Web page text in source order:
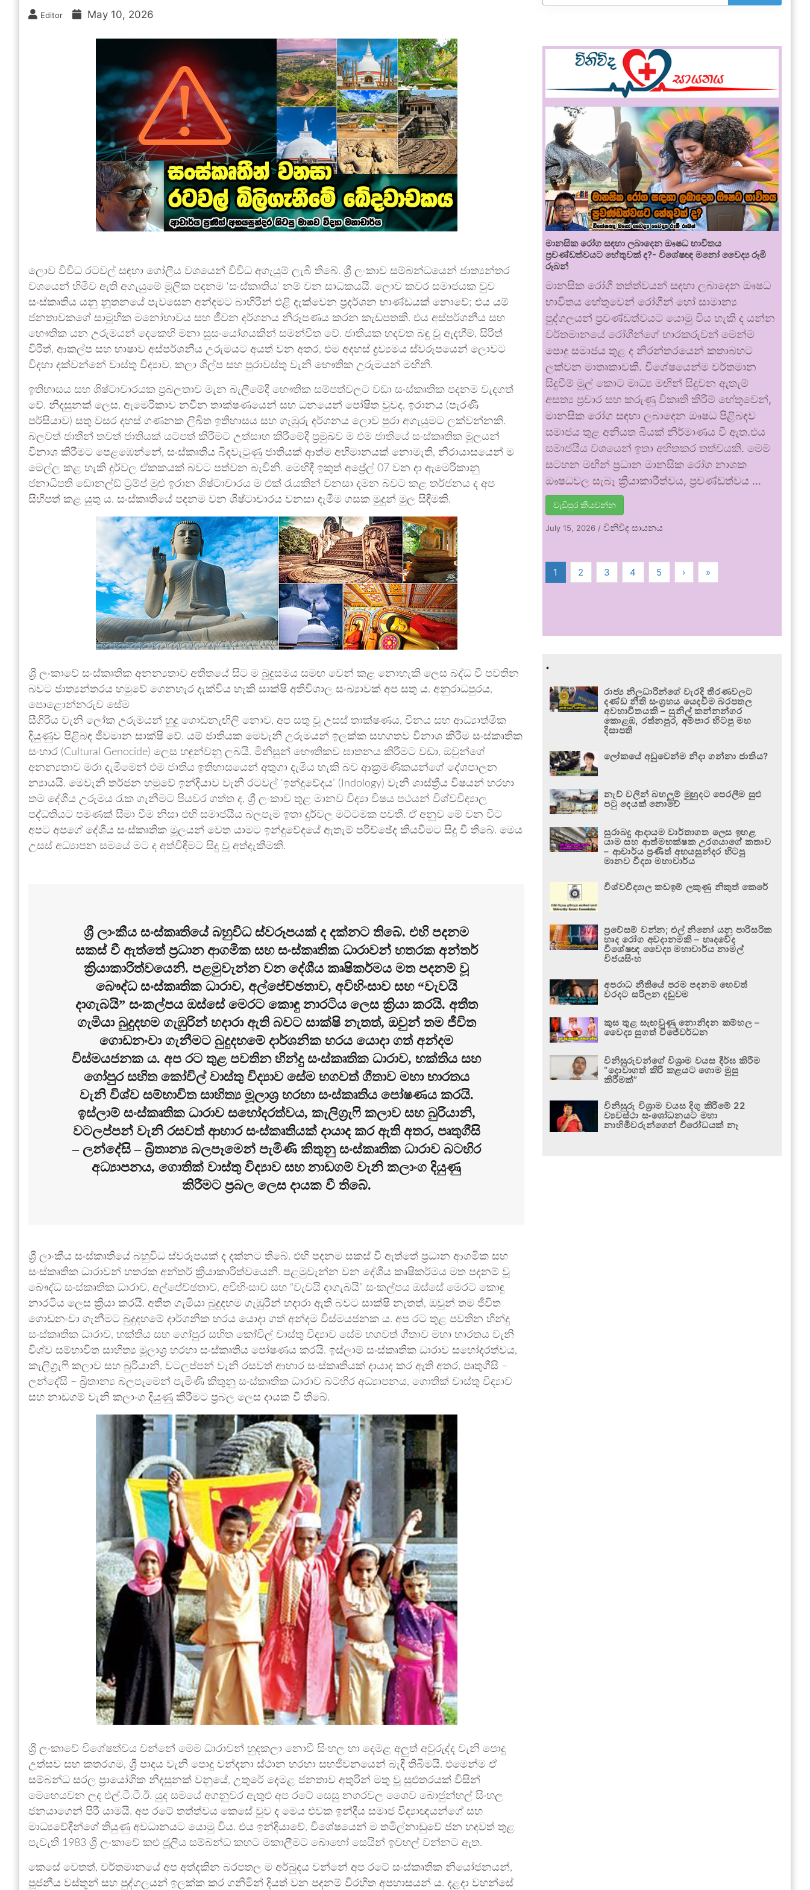
Editor May 10, 2026
ලොව විවිධ රටවල් සඳහා ගෝලීය වශයෙන් විවිධ අගැයුම් ලැබී තිබේ. ශ්‍රී ලංකාව සම්බන්ධයෙන් ජාත්‍යන්තර
වශයෙන් හිමිව ඇති අගැයුමේ මූලික පදනම ‘සංස්කෘතිය’ නම් වන සාධකයයි. ලොව කවර සමාජයක වුව
සංස්කෘතිය යනු නූතනයේ පැවසෙන අන්දමට බාහිරින් එළි දැක්වෙන ප්‍රදර්ශන භාණ්ඩයක් නොවේ; එය යම්
ජනතාවකගේ සාමූහික මනෝභාවය සහ ජීවන දර්ශනය නිරූපණය කරන කැඩපතකි. එය අස්පර්ශනීය සහ
භෞතික යන උරුමයන් දෙකෙහි මනා සුසංයෝගයකින් සමන්විත වේ. ජාතියක හදවත බඳු වූ ඇදහීම්, සිරිත්
විරිත්, ආකල්ප සහ භාෂාව අස්පර්ශනීය උරුමයට අයත් වන අතර, එම අදහස් ද්‍රව්‍යමය ස්වරූපයෙන් ලොවට
විදහා දක්වන්නේ වාස්තු විද්‍යාව, කලා ශිල්ප සහ පුරාවස්තු වැනි භෞතික උරුමයන් මඟිනි.
ඉතිහාසය සහ ශිෂ්ටාචාරයක ප්‍රබලතාව මැන බැලීමේදී භෞතික සම්පත්වලට වඩා සංස්කෘතික පදනම වැදගත්
වේ. නිදසුනක් ලෙස, ඇමෙරිකාව නවීන තාක්ෂණයෙන් සහ ධනයෙන් පෝෂිත වුවද, ඉරානය (පැරණි
පර්සියාව) සතු වසර දහස් ගණනක ලිඛිත ඉතිහාසය සහ ගැඹුරු දර්ශනය ලොව පුරා අගැයුමට ලක්වන්නකි.
බලවත් ජාතීන් තවත් ජාතියක් යටපත් කිරීමට උත්සාහ කිරීමේදී ප්‍රමුඛව ම එම ජාතියේ සංස්කෘතික මූලයන්
විනාශ කිරීමට පෙළඹෙන්නේ, සංස්කෘතිය බිඳවැටුණු ජාතියක් ආත්ම අභිමානයක් නොමැති, නිරායාසයෙන් ම
මෙල්ල කළ හැකි දුර්වල ඒකකයක් බවට පත්වන බැවිනි. මෙහිදී ඉකුත් අප්‍රේල් 07 වන දා ඇමෙරිකානු
ජනාධිපති ඩොනල්ඩ් ට්‍රම්ප් මුළු ඉරාන ශිෂ්ටාචාරය ම එක් රැයකින් වනසා දමන බවට කළ තර්ජනය ද අප
සිහිපත් කළ යුතු ය. සංස්කෘතියේ පදනම වන ශිෂ්ටාචාරය වනසා දැමීම ගසක මුදුන් මුල සිඳීමකි.
ශ්‍රී ලංකාවේ සංස්කෘතික අනන්‍යතාව අතීතයේ සිට ම බුදුසමය සමඟ වෙන් කළ නොහැකි ලෙස බද්ධ වී පවතින
බවට ජාත්‍යන්තරය හමුවේ ගෙනහැර දැක්විය හැකි සාක්ෂි අතිවිශාල සංඛ්‍යාවක් අප සතු ය. අනුරාධපුරය,
පොළොන්නරුව සේම
සීගිරිය වැනි ලෝක උරුමයන් හුදු ගොඩනැඟිලි නොව, අප සතු වූ උසස් තාක්ෂණය, විනය සහ ආධ්‍යාත්මික
දියුණුව පිළිබඳ ජීවමාන සාක්ෂි වේ. යම් ජාතියක මෙවැනි උරුමයන් ඉලක්ක සහගතව විනාශ කිරීම සංස්කෘතික
සංහාර (Cultural Genocide) ලෙස හඳුන්වනු ලබයි. මිනිසුන් භෞතිකව ඝාතනය කිරීමට වඩා, ඔවුන්ගේ
අනන්‍යතාව මරා දැමීමෙන් එම ජාතිය ඉතිහාසයෙන් අතුගා දැමිය හැකි බව ආක්‍රමණිකයන්ගේ දේශපාලන
න්‍යායයි. මෙවැනි තර්ජන හමුවේ ඉන්දියාව වැනි රටවල් ‘ඉන්දුවේදය’ (Indology) වැනි ශාස්ත්‍රීය විෂයන් හරහා
තම දේශීය උරුමය රැක ගැනීමට පියවර ගත්ත ද, ශ්‍රී ලංකාව තුළ මානව විද්‍යා විෂය පථයන් විශ්වවිද්‍යාල
පද්ධතියට පමණක් සීමා වීම නිසා එහි සමාජයීය බලපෑම ඉතා දුර්වල මට්ටමක පවතී. ඒ අනුව මේ වන විට
අපට අපගේ දේශීය සංස්කෘතික මූලයන් වෙත යාමට ඉන්දුවේදයේ ඇතැම් පරිච්ඡේද කියවීමට සිදු වී තිබේ. මෙය
උසස් අධ්‍යාපන සමයේ මට ද අත්විඳීමට සිදු වූ අත්දැකීමකි.
ශ්‍රී ලාංකීය සංස්කෘතියේ බහුවිධ ස්වරූපයක් ද දක්නට තිබේ. එහි පදනම
සකස් වී ඇත්තේ ප්‍රධාන ආගමික සහ සංස්කෘතික ධාරාවන් හතරක අන්තර්
ක්‍රියාකාරිත්වයෙනි. පළමුවැන්න වන දේශීය කෘෂිකර්මය මත පදනම් වූ
බෞද්ධ සංස්කෘතික ධාරාව, අල්පේච්ඡතාව, අවිහිංසාව සහ “වැවයි
දාගැබයි” සංකල්පය ඔස්සේ මෙරට කොඳු නාරටිය ලෙස ක්‍රියා කරයි. අතීත
ගැමියා බුදුදහම ගැඹුරින් හදාරා ඇති බවට සාක්ෂි නැතත්, ඔවුන් තම ජීවිත
ගොඩනංවා ගැනීමට බුදුදහමේ දාර්ශනික හරය යොදා ගත් අන්දම
විස්මයජනක ය. අප රට තුළ පවතින හින්දු සංස්කෘතික ධාරාව, භක්තිය සහ
ගෝපුර සහිත කෝවිල් වාස්තු විද්‍යාව සේම භගවත් ගීතාව මහා භාරතය
වැනි විශ්ව සම්භාවිත සාහිත්‍ය මූලාශ්‍ර හරහා සංස්කෘතිය පෝෂණය කරයි.
ඉස්ලාම් සංස්කෘතික ධාරාව සහෝදරත්වය, කැලිග්‍රැෆි කලාව සහ බුරියානි,
වටලප්පන් වැනි රසවත් ආහාර සංස්කෘතියක් දායාද කර ඇති අතර, පෘතුගීසි
– ලන්දේසි – බ්‍රිතාන්‍ය බලපෑමෙන් පැමිණි කිතුනු සංස්කෘතික ධාරාව බටහිර
අධ්‍යාපනය, ගොතික් වාස්තු විද්‍යාව සහ නාඩගම් වැනි කලාංග දියුණු
කිරීමට ප්‍රබල ලෙස දායක වී තිබේ.
ශ්‍රී ලාංකීය සංස්කෘතියේ බහුවිධ ස්වරූපයක් ද දක්නට තිබේ. එහි පදනම සකස් වී ඇත්තේ ප්‍රධාන ආගමික සහ
සංස්කෘතික ධාරාවන් හතරක අන්තර් ක්‍රියාකාරිත්වයෙනි. පළමුවැන්න වන දේශීය කෘෂිකර්මය මත පදනම් වූ
බෞද්ධ සංස්කෘතික ධාරාව, අල්පේච්ඡතාව, අවිහිංසාව සහ “වැවයි දාගැබයි” සංකල්පය ඔස්සේ මෙරට කොඳු
නාරටිය ලෙස ක්‍රියා කරයි. අතීත ගැමියා බුදුදහම ගැඹුරින් හදාරා ඇති බවට සාක්ෂි නැතත්, ඔවුන් තම ජීවිත
ගොඩනංවා ගැනීමට බුදුදහමේ දාර්ශනික හරය යොදා ගත් අන්දම විස්මයජනක ය. අප රට තුළ පවතින හින්දු
සංස්කෘතික ධාරාව, භක්තිය සහ ගෝපුර සහිත කෝවිල් වාස්තු විද්‍යාව සේම භගවත් ගීතාව මහා භාරතය වැනි
විශ්ව සම්භාවිත සාහිත්‍ය මූලාශ්‍ර හරහා සංස්කෘතිය පෝෂණය කරයි. ඉස්ලාම් සංස්කෘතික ධාරාව සහෝදරත්වය,
කැලිග්‍රැෆි කලාව සහ බුරියානි, වටලප්පන් වැනි රසවත් ආහාර සංස්කෘතියක් දායාද කර ඇති අතර, පෘතුගීසි –
ලන්දේසි – බ්‍රිතාන්‍ය බලපෑමෙන් පැමිණි කිතුනු සංස්කෘතික ධාරාව බටහිර අධ්‍යාපනය, ගොතික් වාස්තු විද්‍යාව
සහ නාඩගම් වැනි කලාංග දියුණු කිරීමට ප්‍රබල ලෙස දායක වී තිබේ.
ශ්‍රී ලංකාවේ විශේෂත්වය වන්නේ මෙම ධාරාවන් හුදකලා නොවී සිංහල හා දෙමළ අලුත් අවුරුද්ද වැනි පොදු
උත්සව සහ කතරගම, ශ්‍රී පාදය වැනි පොදු වන්දනා ස්ථාන හරහා සහජීවනයෙන් බැඳී තිබීමයි. එමෙන්ම ඒ
සම්බන්ධ සරල ප්‍රායෝගික නිදසුනක් වනුයේ, උතුරේ දෙමළ ජනතාව අතුරින් මතු වූ සුළුතරයක් විසින්
මෙහෙයවන ලද එල්.ටී.ටී.ඊ. යුද සමයේ අගනුවර ඇතුළු අප රටේ සෙසු නගරවල ශෛව බොජුන්හල් සිංහල
ජනයාගෙන් පිරී යාමයි. අප රටේ තත්ත්වය කෙසේ වුව ද මෙය එවක ඉන්දීය සමාජ විද්‍යාඥයන්ගේ සහ
මාධ්‍යවේදීන්ගේ තියුණු අවධානයට යොමු විය. එය ඉන්දියාවේ, විශේෂයෙන් ම තමිල්නාඩුවේ ජන හදවත් තුළ
පැවැති 1983 ශ්‍රී ලංකාවේ කළු ජූලිය සම්බන්ධ කහට මකාලීමට බොහෝ සෙයින් ඉවහල් වන්නට ඇත.
කෙසේ වෙතත්, වර්තමානයේ අප අත්දකින බරපතල ම අර්බුදය වන්නේ අප රටේ සංස්කෘතික නියෝජනයන්,
පූජනීය වස්තූන් සහ පුද්ගලයන් ඉලක්ක කර ගනිමින් දියත් වන පදනම් විරහිත අපහාසයන් ය. දළදා වහන්සේ
මානසික රෝග සඳහා ලබාදෙන ඖෂධ භාවිතය
ප්‍රචණ්ඩත්වයට හේතුවක් ද?- විශේෂඥ මනෝ වෛද්‍ය රූමි
රූබන්
මානසික රෝගී තත්ත්වයන් සඳහා ලබාදෙන ඖෂධ
භාවිතය හේතුවෙන් රෝගීන් හෝ සාමාන්‍ය
පුද්ගලයන් ප්‍රචණ්ඩත්වයට යොමු විය හැකි ද යන්න
වර්තමානයේ රෝගීන්ගේ භාරකරුවන් මෙන්ම
පොදු සමාජය තුළ ද නිරන්තරයෙන් කතාබහට
ලක්වන මාතෘකාවකි. විශේෂයෙන්ම වර්තමාන
සිදුවීම් මුල් කොට මාධ්‍ය මඟින් සිදුවන ඇතැම්
අසත්‍ය ප්‍රචාර සහ කරුණු විකෘති කිරීම් හේතුවෙන්,
මානසික රෝග සඳහා ලබාදෙන ඖෂධ පිළිබඳව
සමාජය තුළ අනියත බියක් නිර්මාණය වී ඇත.එය
සමාජයීය වශයෙන් ඉතා අහිතකර තත්වයකි. මෙම
සටහන මඟින් ප්‍රධාන මානසික රෝග නාශක
ඖෂධවල සැබෑ ක්‍රියාකාරීත්වය, ප්‍රචණ්ඩත්වය …
වැඩිපුර කියවන්න
July 15, 2026 /විනිවිද සායනය
1 2 3 4 5 › »
.
රාජ්‍ය නිලධාරීන්ගේ වැරදි තීරණවලට
දණ්ඩ නීති සංග්‍රහය යෙදවීම බරපතල
අවභාවිතයකි – සුනිල් කන්නන්ගර
කොළඹ, රත්නපුර, අම්පාර හිටපු මහ
දිසාපති
ලෝකයේ අඩුවෙන්ම නිදා ගන්නා ජාතිය?
නැව් වලින් බහලුම් මුහුදට පෙරලීම සුළු
පටු දෙයක් නොවේ
සුරාබදු ආදායම වාර්තාගත ලෙස ඉහළ
යාම සහ ආත්මභක්ෂක උරගයාගේ කතාව
– ආචාර්ය ප්‍රණීත් අභයසුන්දර හිටපු
මානව විද්‍යා මහාචාර්ය
විශ්වවිද්‍යාල කඩඉම් ලකුණු නිකුත් කෙරේ
ප්‍රවේසම් වන්න; එල් නිනෝ යනු පාරිසරික
හෘද රෝග අවදානමකි – හෘදවේද
විශේෂඥ වෛද්‍ය මහාචාර්ය නාමල්
විජයසිංහ
අපරාධ නීතියේ පරම පදනම හෙවත්
වරදට සරිලන දඬුවම
කුස තුළ සැඟවුණු නොනිදන කම්හල –
වෛද්‍ය සුගත් විජේවර්ධන
විනිසුරුවන්ගේ විශ්‍රාම වයස දීර්ඝ කිරීම
“දොවාගත් කිරි කළයට ගොම මුසු
කිරීමක්”
විනිසුරු විශ්‍රාම වයස දිගු කිරීමේ 22
ව්‍යවස්ථා සංශෝධනයට මහා
නාහිමිවරුන්ගෙන් විරෝධයක් නෑ